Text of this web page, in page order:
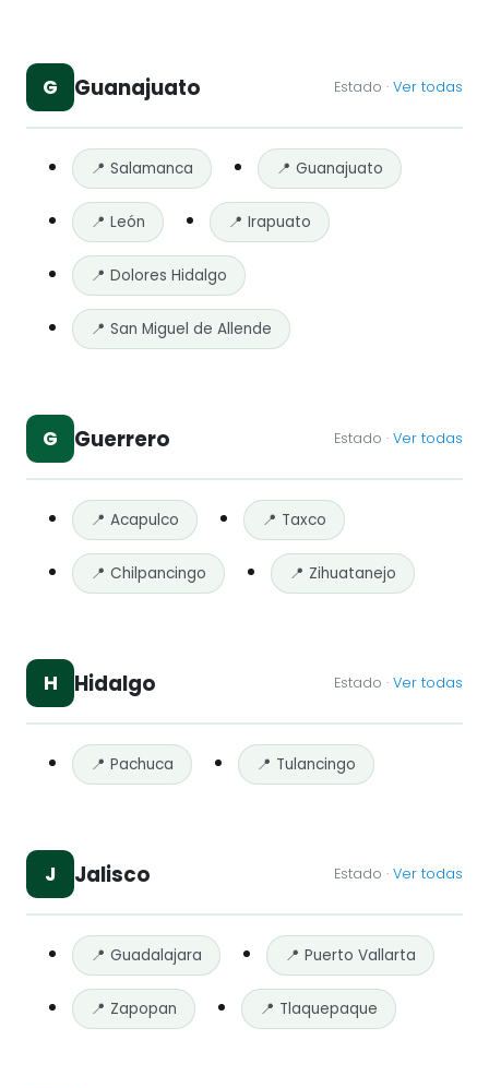
G Guanajuato Estado · Ver todas
📍 Salamanca 📍 Guanajuato
📍 León 📍 Irapuato
📍 Dolores Hidalgo
📍 San Miguel de Allende
G Guerrero Estado · Ver todas
📍 Acapulco 📍 Taxco
📍 Chilpancingo 📍 Zihuatanejo
H Hidalgo Estado · Ver todas
📍 Pachuca 📍 Tulancingo
J Jalisco Estado · Ver todas
📍 Guadalajara 📍 Puerto Vallarta
📍 Zapopan 📍 Tlaquepaque